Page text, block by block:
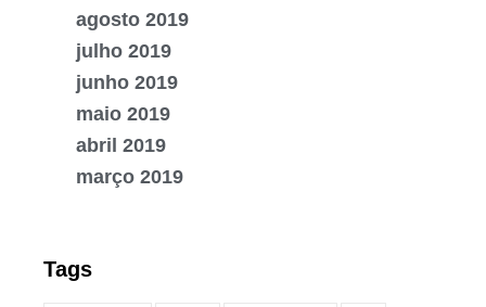
agosto 2019
julho 2019
junho 2019
maio 2019
abril 2019
março 2019
Tags